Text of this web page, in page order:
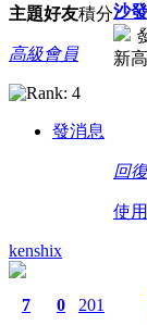
主題好友積分
高級會員
發消息
沙發
新
回復
使
kenshix
7 0 201